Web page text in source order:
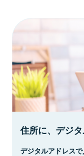
住所に、デジタ
デジタルアドレスで